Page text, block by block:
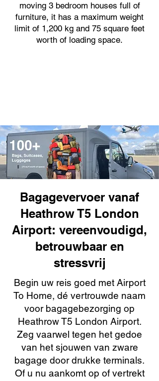
moving 3 bedroom houses full of
furniture, it has a maximum weight
limit of 1,200 kg and 75 square feet
worth of loading space.
Bagagevervoer vanaf
Heathrow T5 London
Airport: vereenvoudigd,
betrouwbaar en
stressvrij
Begin uw reis goed met Airport
To Home, dé vertrouwde naam
voor bagagebezorging op
Heathrow T5 London Airport.
Zeg vaarwel tegen het gedoe
van het sjouwen van zware
bagage door drukke terminals.
Of u nu aankomt op of vertrekt